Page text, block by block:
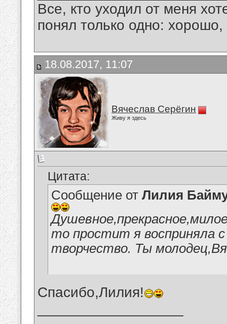
Все, кто уходил от меня
понял только одно:
18.08.2017, 11:07
Вячеслав Серёгин
Живу я здесь
Цитата:
Сообщение от Лилия
то простит я восприняла
творчество. Ты
Спасибо,Лилия!